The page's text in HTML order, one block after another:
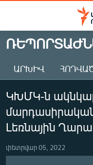
Մատչելիության
Անցնել
հիմնական
Անցնել
հիմնական
մենյուին
Որոնում
ԱԶԱՏՈՒԹՅՈՒՆ TV
ՀԱՅԱՍՏԱՆ
ԸՆՏՐՈՒԹՅՈՒՆՆԵՐ
ԻՐԱՎՈՒՆՔ
ՏՆՏԵՍՈՒԹՅՈՒՆ
ԱՐԽԻՎ
ԿԽՄԿ-ն
Լեռնային
փետրվար 05, 2022